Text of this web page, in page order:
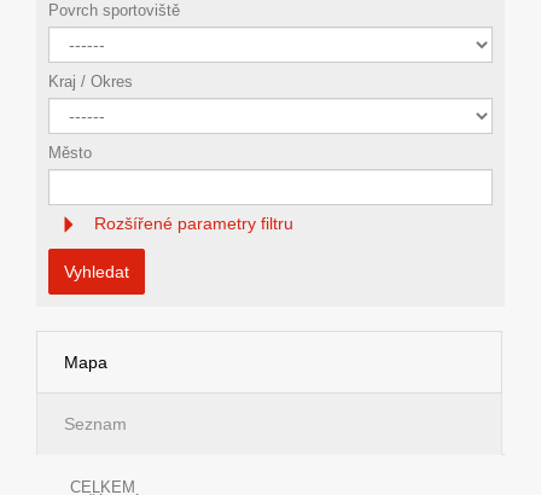
Povrch sportoviště
Kraj / Okres
Město
Rozšířené parametry filtru
Vyhledat
Mapa
Seznam
CELKEM